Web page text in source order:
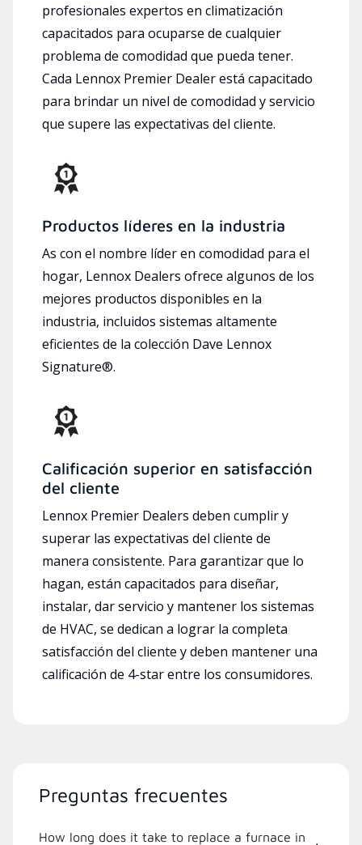
profesionales expertos en climatización
capacitados para ocuparse de cualquier
problema de comodidad que pueda tener.
Cada Lennox Premier Dealer está capacitado
para brindar un nivel de comodidad y servicio
que supere las expectativas del cliente.
Productos líderes en la industria
As con el nombre líder en comodidad para el
hogar, Lennox Dealers ofrece algunos de los
mejores productos disponibles en la
industria, incluidos sistemas altamente
eficientes de la colección Dave Lennox
Signature®.
Calificación superior en satisfacción
del cliente
Lennox Premier Dealers deben cumplir y
superar las expectativas del cliente de
manera consistente. Para garantizar que lo
hagan, están capacitados para diseñar,
instalar, dar servicio y mantener los sistemas
de HVAC, se dedican a lograr la completa
satisfacción del cliente y deben mantener una
calificación de 4-star entre los consumidores.
Preguntas frecuentes
How long does it take to replace a furnace in